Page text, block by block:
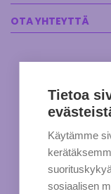
OTA YHTEYTTÄ
Tietoa
Käytämme
sosiaalisen